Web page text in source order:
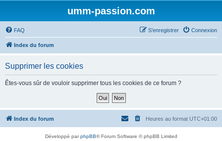
umm-passion.com
FAQ Connexion
S’enregistrer
Index du forum
Supprimer les cookies
Êtes-vous sûr de vouloir supprimer tous les cookies de ce forum ?
Index du forum Heures au format UTC+01:00
Développé parphpBB® Forum Software © phpBB Limited